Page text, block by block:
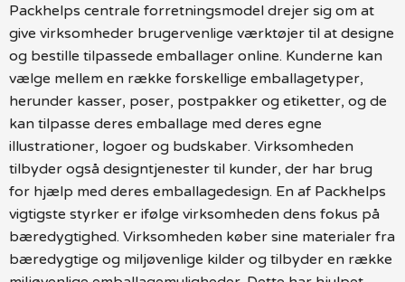
Packhelps centrale forretningsmodel drejer sig om at
give virksomheder brugervenlige værktøjer til at designe
og bestille tilpassede emballager online. Kunderne kan
vælge mellem en række forskellige emballagetyper,
herunder kasser, poser, postpakker og etiketter, og de
kan tilpasse deres emballage med deres egne
illustrationer, logoer og budskaber. Virksomheden
tilbyder også designtjenester til kunder, der har brug
for hjælp med deres emballagedesign. En af Packhelps
vigtigste styrker er ifølge virksomheden dens fokus på
bæredygtighed. Virksomheden køber sine materialer fra
bæredygtige og miljøvenlige kilder og tilbyder en række